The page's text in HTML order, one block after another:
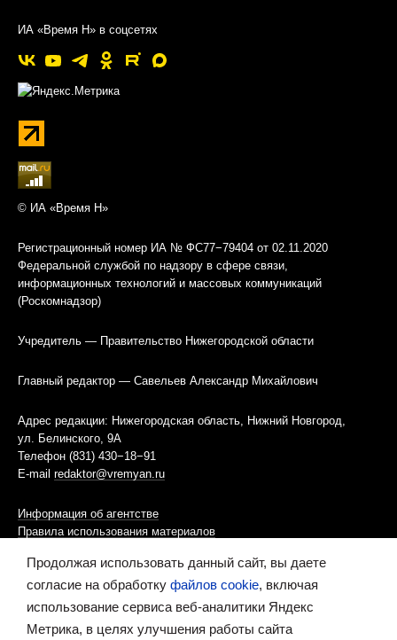
ИА «Время Н» в соцсетях
© ИА «Время Н»
Регистрационный номер ИА № ФС77−79404 от 02.11.2020
Федеральной службой по надзору в сфере связи,
информационных технологий и массовых коммуникаций
(Роскомнадзор)
Учредитель — Правительство Нижегородской области
Главный редактор — Савельев Александр Михайлович
Адрес редакции: Нижегородская область, Нижний Новгород,
ул. Белинского, 9А
Телефон (831) 430−18−91
E-mail redaktor@vremyan.ru
Информация об агентстве
Правила использования материалов
Информационная политика использования «cookies»-файлов
Ресурс содержит материалы 16+
Продолжая использовать данный сайт, вы даете
согласие на обработку файлов cookie, включая
использование сервиса веб-аналитики Яндекс
Метрика, в целях улучшения работы сайта